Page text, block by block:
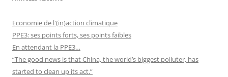
Economie de l'(in)action climatique
PPE3: ses points forts, ses points faibles
En attendant la PPE3…
“The good news is that China, the world’s biggest polluter, has
started to clean up its act.”